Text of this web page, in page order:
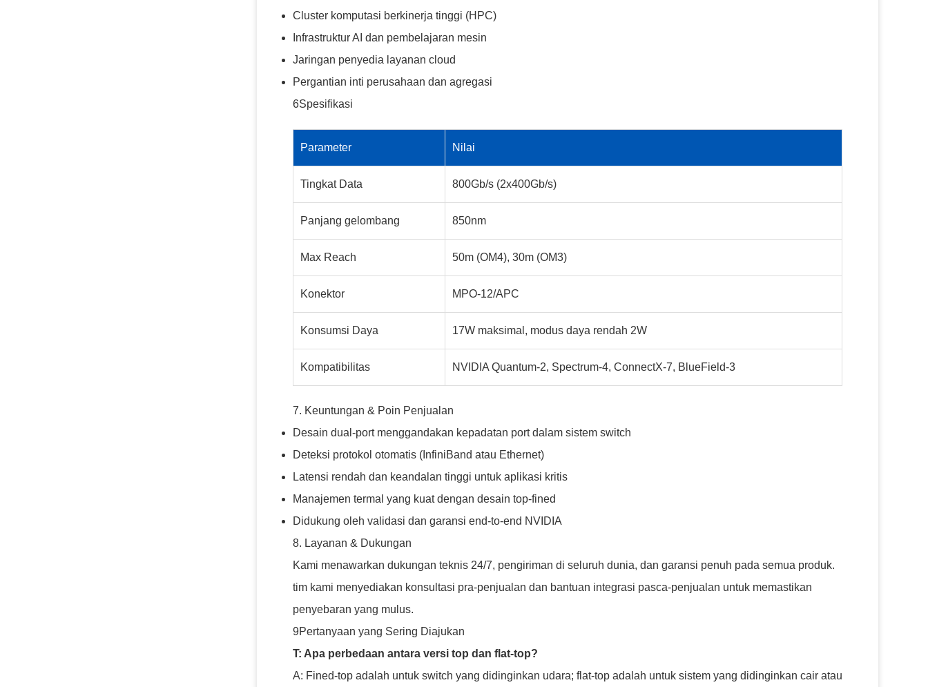
Cluster komputasi berkinerja tinggi (HPC)
Infrastruktur AI dan pembelajaran mesin
Jaringan penyedia layanan cloud
Pergantian inti perusahaan dan agregasi
6Spesifikasi
Parameter Nilai
Tingkat Data 800Gb/s (2x400Gb/s)
Panjang gelombang 850nm
Max Reach 50m (OM4), 30m (OM3)
Konektor MPO-12/APC
Konsumsi Daya 17W maksimal, modus daya rendah 2W
Kompatibilitas NVIDIA Quantum-2, Spectrum-4, ConnectX-7, BlueField-3
7. Keuntungan & Poin Penjualan
Desain dual-port menggandakan kepadatan port dalam sistem switch
Deteksi protokol otomatis (InfiniBand atau Ethernet)
Latensi rendah dan keandalan tinggi untuk aplikasi kritis
Manajemen termal yang kuat dengan desain top-fined
Didukung oleh validasi dan garansi end-to-end NVIDIA
8. Layanan & Dukungan
Kami menawarkan dukungan teknis 24/7, pengiriman di seluruh dunia, dan garansi penuh pada semua produk.
tim kami menyediakan konsultasi pra-penjualan dan bantuan integrasi pasca-penjualan untuk memastikan
penyebaran yang mulus.
9Pertanyaan yang Sering Diajukan
T: Apa perbedaan antara versi top dan flat-top?
A: Fined-top adalah untuk switch yang didinginkan udara; flat-top adalah untuk sistem yang didinginkan cair atau